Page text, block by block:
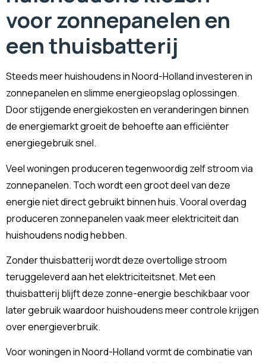
voor zonnepanelen en
een thuisbatterij
Steeds meer huishoudens in Noord-Holland investeren in
zonnepanelen en slimme energieopslag oplossingen.
Door stijgende energiekosten en veranderingen binnen
de energiemarkt groeit de behoefte aan efficiënter
energiegebruik snel.
Veel woningen produceren tegenwoordig zelf stroom via
zonnepanelen. Toch wordt een groot deel van deze
energie niet direct gebruikt binnen huis. Vooral overdag
produceren zonnepanelen vaak meer elektriciteit dan
huishoudens nodig hebben.
Zonder thuisbatterij wordt deze overtollige stroom
teruggeleverd aan het elektriciteitsnet. Met een
thuisbatterij blijft deze zonne-energie beschikbaar voor
later gebruik waardoor huishoudens meer controle krijgen
over energieverbruik.
Voor woningen in Noord-Holland vormt de combinatie van